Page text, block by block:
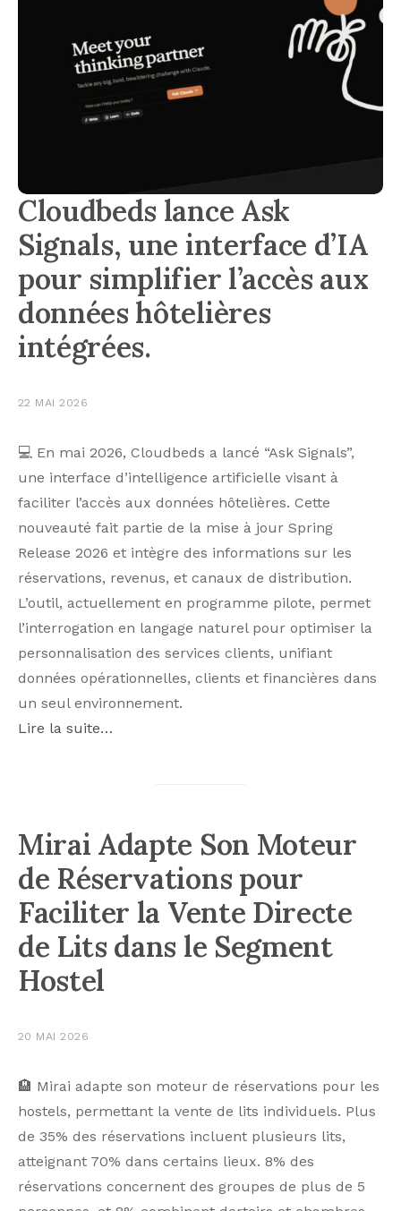
Cloudbeds lance Ask
Signals, une interface d’IA
pour simplifier l’accès aux
données hôtelières
intégrées.
22 MAI 2026
💻 En mai 2026, Cloudbeds a lancé “Ask Signals”,
une interface d’intelligence artificielle visant à
faciliter l’accès aux données hôtelières. Cette
nouveauté fait partie de la mise à jour Spring
Release 2026 et intègre des informations sur les
réservations, revenus, et canaux de distribution.
L’outil, actuellement en programme pilote, permet
l’interrogation en langage naturel pour optimiser la
personnalisation des services clients, unifiant
données opérationnelles, clients et financières dans
un seul environnement.
Lire la suite…
Mirai Adapte Son Moteur
de Réservations pour
Faciliter la Vente Directe
de Lits dans le Segment
Hostel
20 MAI 2026
🏨 Mirai adapte son moteur de réservations pour les
hostels, permettant la vente de lits individuels. Plus
de 35% des réservations incluent plusieurs lits,
atteignant 70% dans certains lieux. 8% des
réservations concernent des groupes de plus de 5